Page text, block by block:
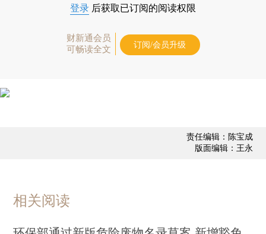
登录 后获取已订阅的阅读权限
财新通会员
可畅读全文
订阅/会员升级
责任编辑：陈宝成
版面编辑：王永
相关阅读